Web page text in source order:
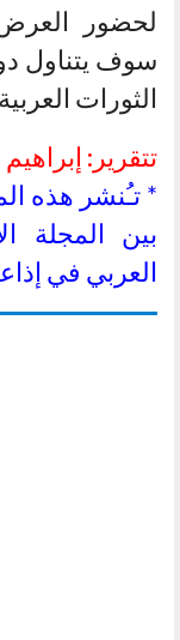
لحضور
سوف يتناول
الثورات العربية
تتقرير:
* تـُنشر هذه
بين المجلة
العربي في